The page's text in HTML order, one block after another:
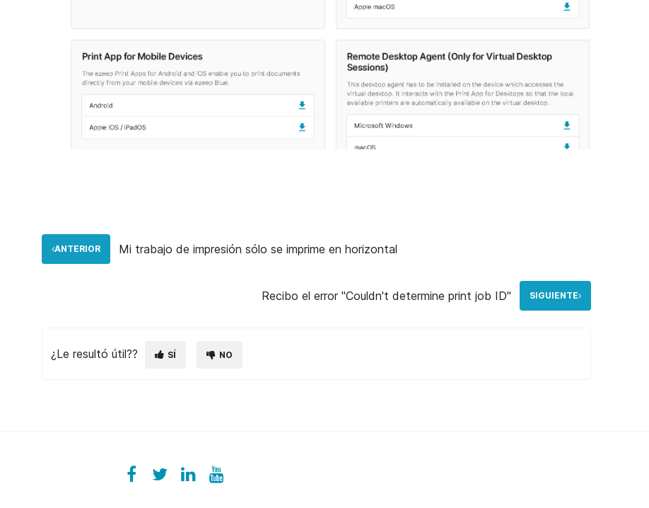
ANTERIOR Mi trabajo de impresión sólo se imprime en horizontal
Recibo el error "Couldn't determine print job ID" SIGUIENTE
¿Le resultó útil?? SÍ NO
Facebook
ezeeplive
Twitter
ezeepLinkedIn
ezeepYouTube
UColzdFFC8r7bS1nCutKrDMg